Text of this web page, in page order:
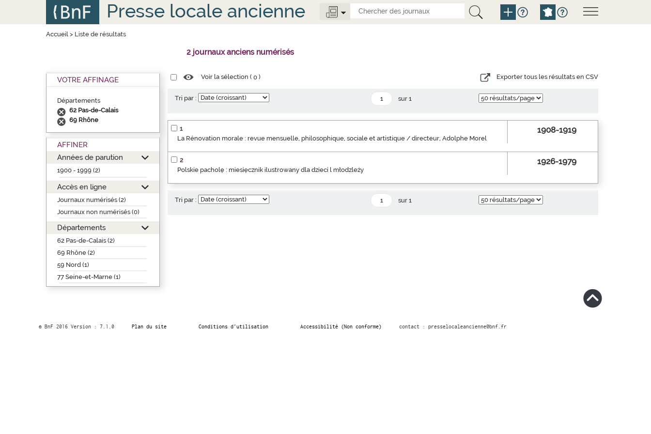
Presse locale ancienne
Accueil> Liste de résultats
2 journaux anciens numérisés
VOTRE AFFINAGE
Départements
62 Pas-de-Calais
69 Rhône
AFFINER
Années de parution
1900 - 1999 (2)
Accès en ligne
Journaux numérisés (2)
Journaux non numérisés (0)
Départements
62 Pas-de-Calais (2)
69 Rhône (2)
59 Nord (1)
77 Seine-et-Marne (1)
Voir la sélection (0 ) Exporter tous les résultats en CSV
Tri par : sur 1
1
La Rénovation morale : revue mensuelle, philosophique, sociale et artistique / directeur, Adolphe Morel
1908-1919
2
Polskie pacholę : miesięcznik ilustrowany dla dzieci l młodzleży
1926-1979
Tri par : sur 1
© BnF 2016 Version : 7.1.0 Plan du site Conditions d’utilisation Accessibilité (Non conforme) contact : presselocaleancienne@bnf.fr
Panneau de gestion des cookies